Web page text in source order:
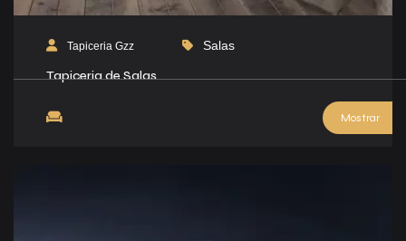
Tapiceria Gzz Salas
Tapiceria de Salas
Mostrar